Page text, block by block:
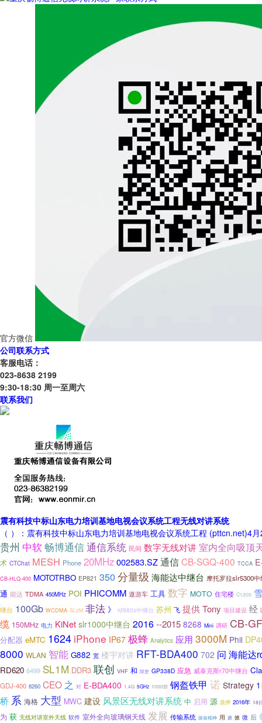
官方微信
公司联系方式
客服电话：
023-8638 2199
9:30-18:30 周一至周六
联系我们
震有科技中标山东电力培训基地电视会议系统工程无线对讲系统
（ ）：震有科技中标山东电力培训基地电视会议系统工程
贵州 中软 畅博通信通信系统 民间 数字无线对讲室内全向吸顶
术 CTChat MESH Phone 20MHz002583.SZ通信CB-SGQ-400 TCCA
CB-HLQ-400 MOTOTRBO EP821 350分量级 海能达中继台 摩托罗拉slr5300中
通 能达 TDMA 450MHz POI PHICOMM 遨游车 工具 数字 MOTO 住宅楼 C1200 雪
继台 100Gb WCDMA SL2M 非法 》 rd980s中继台 苏州 飞 提供Tony 项目建设 经
缆 150MHz 电力 KiNet slr1000中继台 2016 --2015 8268 Mini 调研 CB-
分配器 eMTC 1624 iPhone IP67 极蜂 Analytics 应用 3000M Phil
8000 WLAN 智能 G882 宽 楼宇对讲 RFT-BDA400 702 问 海能达
RD620 6499 SL1M DDR3 联创 VHF 和 隙更 GP338D 应急 威泰克斯r70中继台
GDJ-400 8260 CEO 之 对 E-BDA400 1.4G 5GHz 1000部 钢盔铁甲 诺 Strategy
桥 系 海格 大型 MWC 建设 风景区无线对讲系统 中 启用 源 质押 2016年 18日
为 获 无线对讲室外天线 软件 室外全向玻璃钢天线 发展 传输系统 振奋精神 用 原 掀 微 后